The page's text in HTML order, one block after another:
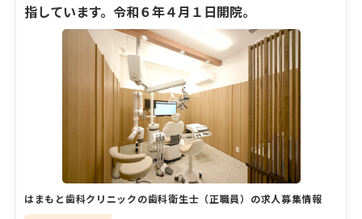
んに話を聞きました。
指しています。令和６年４月１日開院。
はまもと歯科クリニックの歯科衛生士（正職員）の求人募集情報